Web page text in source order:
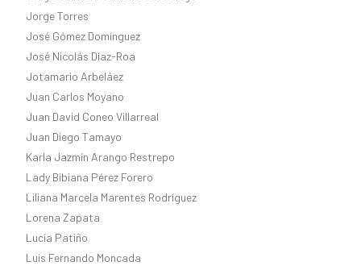
Jorge Torres
José Gómez Domínguez
José Nicolás Díaz-Roa
Jotamario Arbeláez
Juan Carlos Moyano
Juan David Coneo Villarreal
Juan Diego Tamayo
Karla Jazmín Arango Restrepo
Lady Bibiana Pérez Forero
Liliana Marcela Marentes Rodríguez
Lorena Zapata
Lucía Patiño
Luis Fernando Moncada